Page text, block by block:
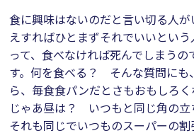
食に興味はないのだと言い切る人
えすればひとまずそれでいいとい
って、食べなければ死んでしまうの
す。何を食べる？ そんな質問にも
ら、毎食食パンだとさもおもしろく
じゃあ昼は？ いつもと同じ角の
それも同じでいつものスーパーの